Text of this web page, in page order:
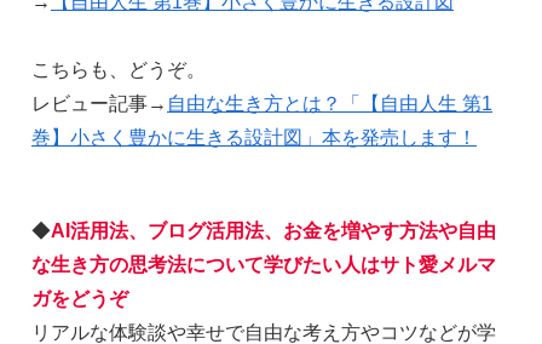
こちらも、どうぞ。
レビュー記事→ 自由な生き方とは？「【自由人生 第1
巻】小さく豊かに生きる設計図」本を発売します！
◆AI活用法、ブログ活用法、お金を増やす方法や自由
な生き方の思考法について学びたい人はサト愛メルマ
ガをどうぞ
リアルな体験談や幸せで自由な考え方やコツなどが学